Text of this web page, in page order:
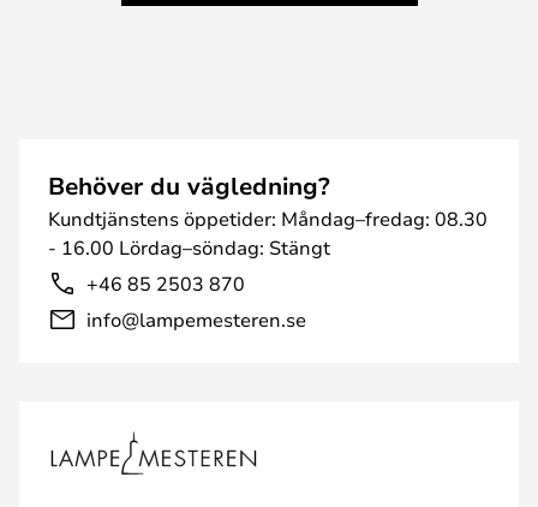
Behöver du vägledning?
Kundtjänstens öppetider: Måndag–fredag: 08.30
- 16.00 Lördag–söndag: Stängt
+46 85 2503 870
info@lampemesteren.se